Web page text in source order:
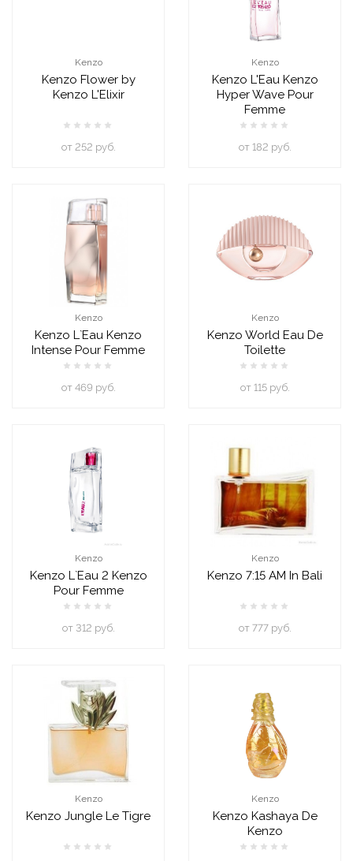
Kenzo
Kenzo Flower by
Kenzo L'Elixir
oт 252 руб.
Kenzo
Kenzo L'Eau Kenzo
Hyper Wave Pour
Femme
oт 182 руб.
Kenzo
Kenzo L`Eau Kenzo
Intense Pour Femme
oт 469 руб.
Kenzo
Kenzo World Eau De
Toilette
oт 115 руб.
Kenzo
Kenzo L`Eau 2 Kenzo
Pour Femme
oт 312 руб.
Kenzo
Kenzo 7:15 AM In Bali
oт 777 руб.
Kenzo
Kenzo Jungle Le Tigre
Kenzo
Kenzo Kashaya De
Kenzo